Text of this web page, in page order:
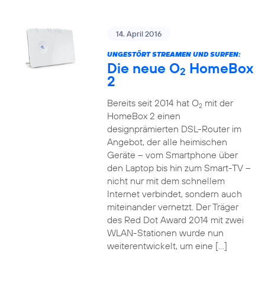
14. April 2016
UNGESTÖRT STREAMEN UND SURFEN:
Die neue O2 HomeBox
2
Bereits seit 2014 hat O2mit der
HomeBox 2 einen
designprämierten DSL-Router im
Angebot, der alle heimischen
Geräte – vom Smartphone über
den Laptop bis hin zum Smart-TV –
nicht nur mit dem schnellem
Internet verbindet, sondern auch
miteinander vernetzt. Der Träger
des Red Dot Award 2014 mit zwei
WLAN-Stationen wurde nun
weiterentwickelt, um eine […]